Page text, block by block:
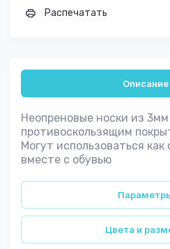
Распечатать
Описание
Неопреновые носки из
противоскользящим
Могут использоваться как
вместе с обувью
Цвета и